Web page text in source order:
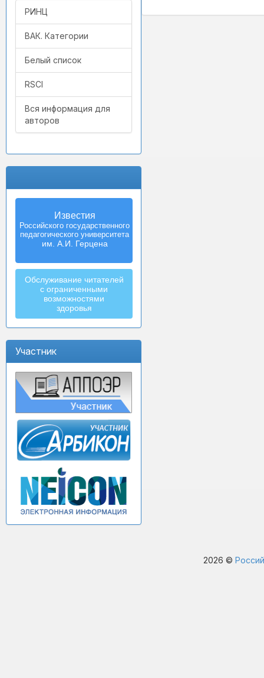
РИНЦ
ВАК. Категории
Белый список
RSCI
Вся информация для
авторов
Известия
Российского государственного
педагогического университета
им. А.И. Герцена
Izvestia:
Herzen University
Journal of
Humanities & Sciences
Обслуживание читателей
с ограниченными
возможностями
здоровья
Участник
2026 ©